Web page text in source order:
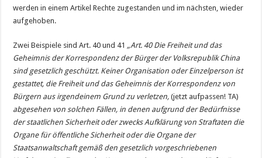
werden in einem Artikel Rechte zugestanden und im nächsten, wieder
aufgehoben.
Zwei Beispiele sind Art. 40 und 41 „Art. 40 Die Freiheit und das
Geheimnis der Korrespondenz der Bürger der Volksrepublik China
sind gesetzlich geschützt. Keiner Organisation oder Einzelperson ist
gestattet, die Freiheit und das Geheimnis der Korrespondenz von
Bürgern aus irgendeinem Grund zu verletzen, (jetzt aufpassen! TA)
abgesehen von solchen Fällen, in denen aufgrund der Bedürfnisse
der staatlichen Sicherheit oder zwecks Aufklärung von Straftaten die
Organe für öffentliche Sicherheit oder die Organe der
Staatsanwaltschaft gemäß den gesetzlich vorgeschriebenen